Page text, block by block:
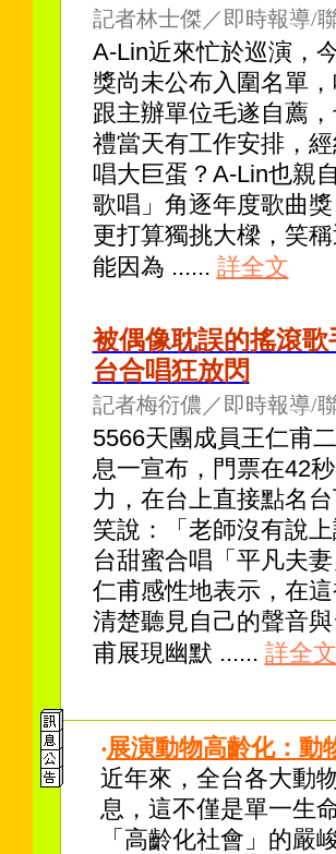
記者林士傑／即時報導/
A-Lin近來忙於巡演，
獎尚未公布入圍名單
跟主辦單位毛遂自薦
禮當天有工作安排，
唱大巨蛋？A-Lin也親
歌唱」角逐年度歌曲
更打算獨挑大樑，笑
能因為 ...... 詳全文
被偶像耽誤的搖滾
台合唱狂放閃
記者梅衍儂／即時報導/
5566天團成員王仁甫
息一宣布，門票在42
力，在台上直接點名
笑說：「老師沒有說
台甜蜜合唱「平凡夫
仁甫感性地表示，在
清楚聽見自己的聲音
甫展現幽默 ...... 詳全文
‧展演動物高齡化：動
近年來，全台各大動
息，這不僅是單一生
「高齡化社會」的嚴